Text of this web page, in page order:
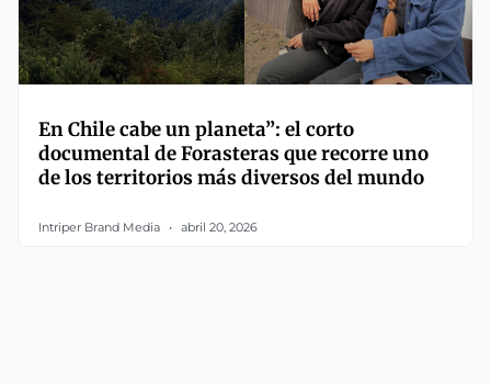
En Chile cabe un planeta”: el corto
documental de Forasteras que recorre uno
de los territorios más diversos del mundo
Intriper Brand Media abril 20, 2026